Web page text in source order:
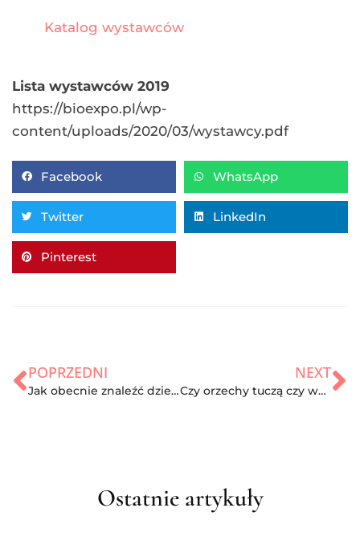
Katalog wystawców
Lista wystawców 2019
https://bioexpo.pl/wp-
content/uploads/2020/03/wystawcy.pdf
Facebook WhatsApp
Twitter LinkedIn
Pinterest
POPRZEDNI
Jak obecnie znaleźć dziewczynę?
NEXT
Czy orzechy tuczą czy wspomagają odchudzanie?
Ostatnie artykuły